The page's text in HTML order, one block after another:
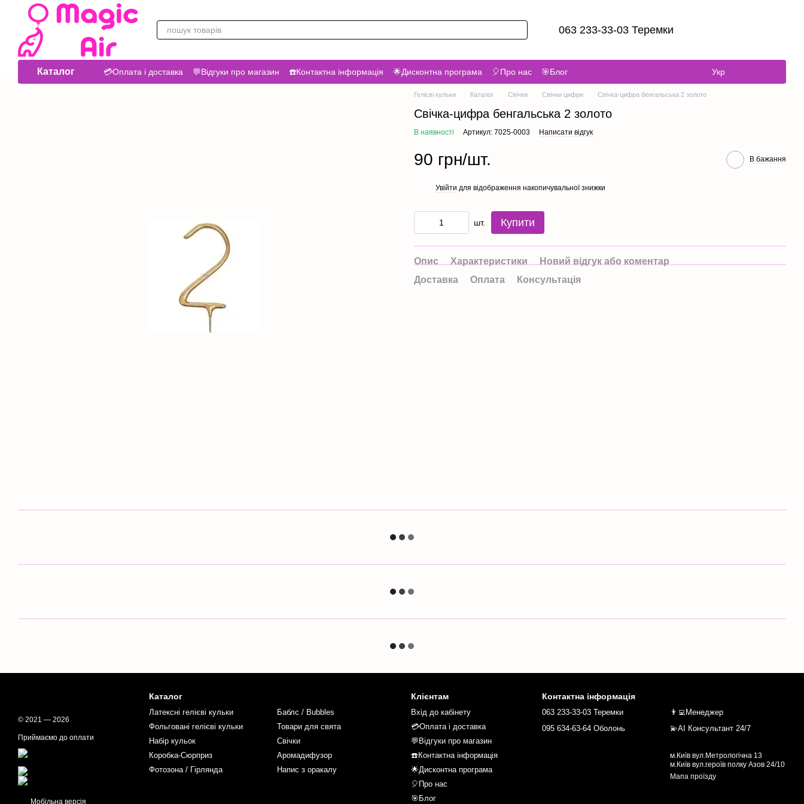
Перейти до основного контенту
063 233-33-03 Теремки
Каталог 💳Оплата і доставка 💬Відгуки про магазин ☎️Контактна інформація 🌟Дисконтна програма 🎈Про нас 🎯Блог Укр
Гелієві кульки Каталог Свічки Свічки цифри Свічка-цифра бенгальська 2 золото
Свічка-цифра бенгальська 2 золото
В наявності Артикул: 7025-0003 Написати відгук
90 грн/шт. В бажання
Увійти для відображення накопичувальної знижки
шт. Купити
Опис Характеристики
Новий відгук або коментар
Доставка
Оплата Консультація
© 2021 — 2026
Приймаємо до оплати
Мобільна версія
Каталог
Латексні гелієві кульки
Фольговані гелієві кульки
Набір кульок
Коробка-Сюрприз
Фотозона / Гірлянда
Баблс / Bubbles
Товари для свята
Свічки
Аромадифузор
Напис з оракалу
Клієнтам
Вхід до кабінету
💳Оплата і доставка
💬Відгуки про магазин
☎️Контактна інформація
🌟Дисконтна програма
🎈Про нас
🎯Блог
Контактна інформація
063 233-33-03 Теремки
095 634-63-64 Оболонь
👨‍💻Менеджер
💫AI Консультант 24/7
м.Київ вул.Метрологічна 13
м.Київ вул.героїв полку Азов 24/10
Мапа проїзду